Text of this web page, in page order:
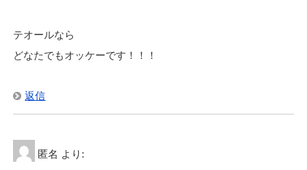
テオールなら
どなたでもオッケーです！！！
返信
匿名 より: